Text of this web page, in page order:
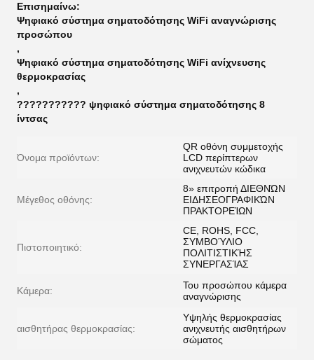
Επισημαίνω:
Ψηφιακό σύστημα σηματοδότησης WiFi αναγνώρισης
προσώπου
,
Ψηφιακό σύστημα σηματοδότησης WiFi ανίχνευσης
θερμοκρασίας
,
??????????? ψηφιακό σύστημα σηματοδότησης 8
ίντσας
Όνομα προϊόντων:
QR οθόνη συμμετοχής
LCD περίπτερων
ανιχνευτών κώδικα
Μέγεθος οθόνης:
8» επιτροπή ΔΙΕΘΝΏΝ
ΕΙΔΗΣΕΟΓΡΑΦΙΚΏΝ
ΠΡΑΚΤΟΡΕΊΩΝ
Πιστοποιητικό:
CE, ROHS, FCC,
ΣΥΜΒΟΎΛΙΟ
ΠΟΛΙΤΙΣΤΙΚΉΣ
ΣΥΝΕΡΓΑΣΊΑΣ
Κάμερα:
Του προσώπου κάμερα
αναγνώρισης
αισθητήρας θερμοκρασίας:
Υψηλής θερμοκρασίας
ανιχνευτής αισθητήρων
σώματος